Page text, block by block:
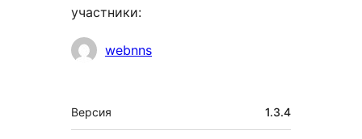
участники:
Участники
webnns
Мета
Версия 1.3.4